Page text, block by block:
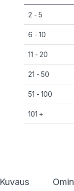
2 - 5
6 - 10
11 - 20
21 - 50
51 - 100
101 +
Kuvaus